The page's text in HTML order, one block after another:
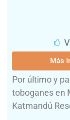
Más
Por último y
toboganes en
Katmandú